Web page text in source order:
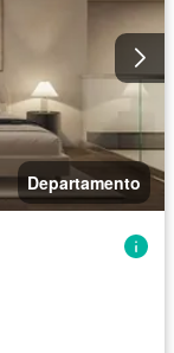
Departamento